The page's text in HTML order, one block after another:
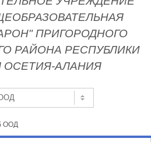
ПРИГОРОДНОГО
РАЙОНА РЕСПУБЛИКИ
ОСЕТИЯ-АЛАНИЯ
ООД